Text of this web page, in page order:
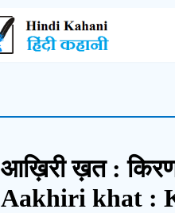
आख़िरी ख़त : किरण
Aakhiri khat :